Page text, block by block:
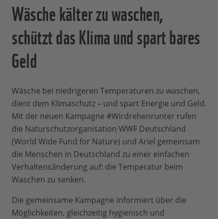
Wäsche kälter zu waschen,
schützt das Klima und spart bares
Geld
Wäsche bei niedrigeren Temperaturen zu waschen,
dient dem Klimaschutz – und spart Energie und Geld.
Mit der neuen Kampagne #Wirdrehenrunter rufen
die Naturschutzorganisation WWF Deutschland
(World Wide Fund for Nature) und Ariel gemeinsam
die Menschen in Deutschland zu einer einfachen
Verhaltensänderung auf: die Temperatur beim
Waschen zu senken.
Die gemeinsame Kampagne informiert über die
Möglichkeiten, gleichzeitig hygienisch und